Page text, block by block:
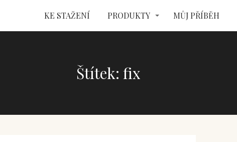
KE STAŽENÍ PRODUKTY MŮJ PŘÍBĚH
Štítek: fix